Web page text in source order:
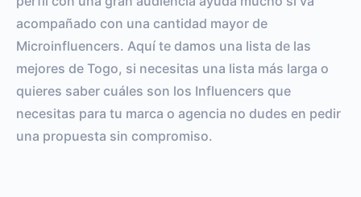
acompañado con una cantidad mayor de
Microinfluencers. Aquí te damos una lista de las
mejores de Togo, si necesitas una lista más larga o
quieres saber cuáles son los Influencers que
necesitas para tu marca o agencia no dudes en pedir
una propuesta sin compromiso.